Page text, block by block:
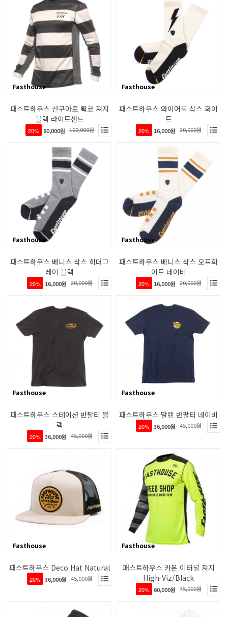
Fasthouse
패스트하우스 산구아로 롹코 져지
블랙 라이트샌드
20% 80,000원 100,000원
Fasthouse
패스트하우스 와이어드 삭스 화이
트
20% 16,000원 20,000원
Fasthouse
패스트하우스 베니스 삭스 히더그
레이 블랙
20% 16,000원 20,000원
Fasthouse
패스트하우스 베니스 삭스 오프화
이트 네이비
20% 16,000원 20,000원
Fasthouse
패스트하우스 스테이션 반팔티 블
랙
20% 36,000원 45,000원
Fasthouse
패스트하우스 말렌 반팔티 네이비
20% 36,000원 45,000원
Fasthouse
패스트하우스 Deco Hat Natural
20% 36,000원 45,000원
Fasthouse
패스트하우스 카본 이터널 져지
High-Viz/Black
20% 60,000원 75,000원